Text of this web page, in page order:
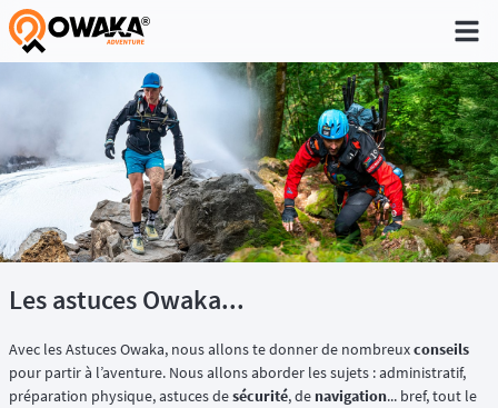
®
Les astuces Owaka...
Avec les Astuces Owaka, nous allons te donner de nombreuxconseils
pour partir à l’aventure. Nous allons aborder les sujets : administratif,
préparation physique, astuces desécurité, de navigation... bref, tout le